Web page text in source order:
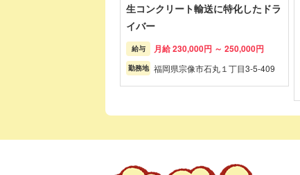
生コンクリート輸送に特化したドラ
イバー
給与 月給 230,000円 ～ 250,000円
勤務地 福岡県宗像市石丸１丁目3-5-409